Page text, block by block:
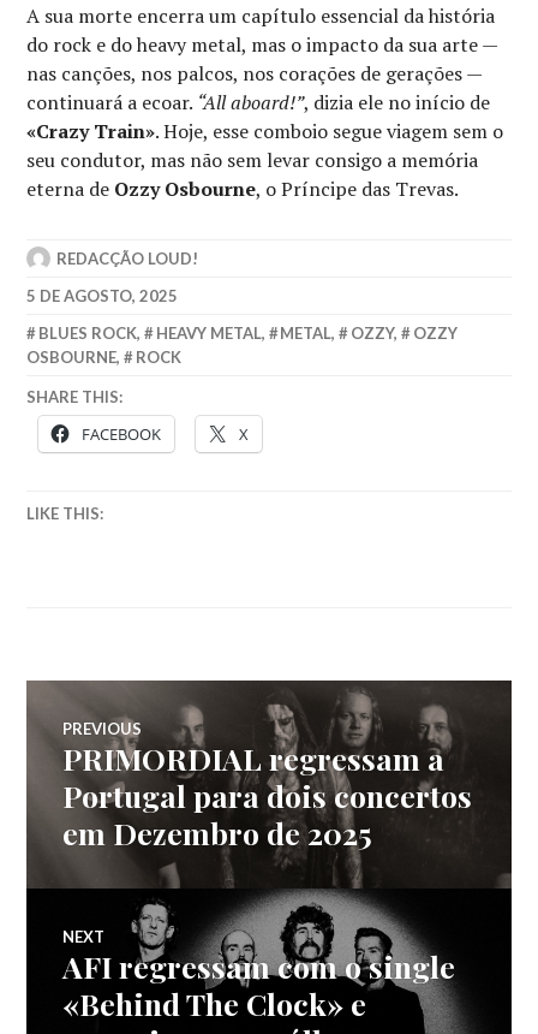
A sua morte encerra um capítulo essencial da história
do rock e do heavy metal, mas o impacto da sua arte —
nas canções, nos palcos, nos corações de gerações —
continuará a ecoar. “All aboard!”, dizia ele no início de
«Crazy Train». Hoje, esse comboio segue viagem sem o
seu condutor, mas não sem levar consigo a memória
eterna de Ozzy Osbourne, o Príncipe das Trevas.
REDACÇÃO LOUD!
5 DE AGOSTO, 2025
BLUES ROCK, HEAVY METAL, METAL, OZZY,
OZZY
OSBOURNE, ROCK
SHARE THIS:
FACEBOOK X
LIKE THIS:
Navegação
de
artigos
PREVIOUS
Previous
PRIMORDIAL regressam a
Portugal para dois concertos
em Dezembro de 2025
NEXT
Next
AFI regressam com o single
«Behind The Clock» e